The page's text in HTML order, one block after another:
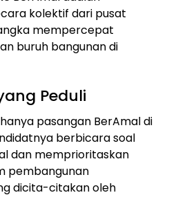
kolektif dari pusat
mempercepat
buruh bangunan di
Peduli
pasangan BerAmal di
berbicara soal
dan memprioritaskan
pembangunan
dicita-citakan oleh